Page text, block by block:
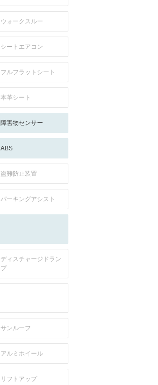
ウォークスルー
シートエアコン
フルフラットシート
本革シート
障害物センサー
ABS
盗難防止装置
パーキングアシスト
ディスチャージドラン
プ
サンルーフ
アルミホイール
リフトアップ